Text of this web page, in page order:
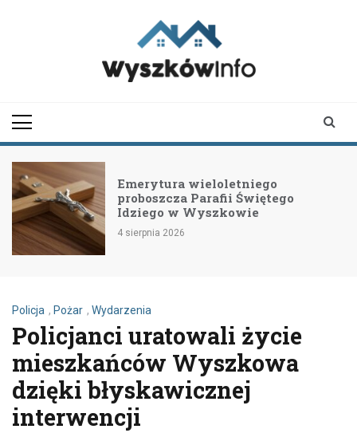
Emerytura wieloletniego
proboszcza Parafii Świętego
Idziego w Wyszkowie
4 sierpnia 2026
Policja , Pożar , Wydarzenia
Policjanci uratowali życie
mieszkańców Wyszkowa
dzięki błyskawicznej
interwencji